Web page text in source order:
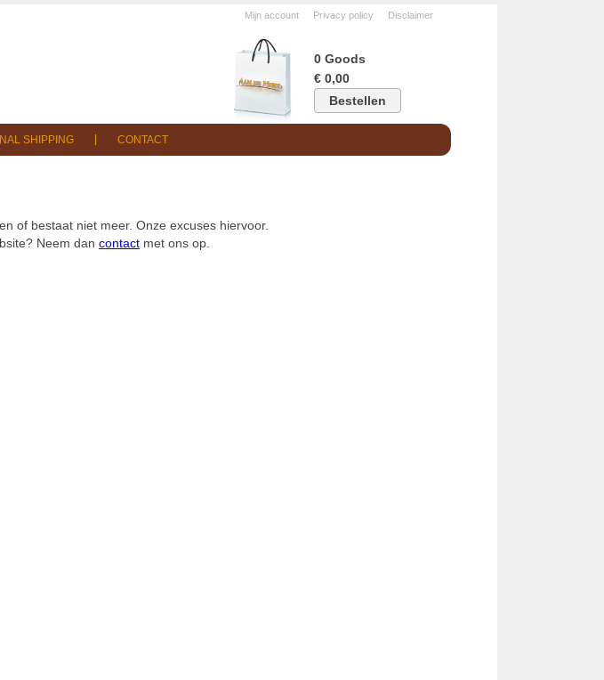
Mijn account Privacy policy Disclaimer
0 Goods
€ 0,00
Bestellen
SHIPPING CONTACT
of bestaat niet meer. Onze excuses hiervoor.
Neem dan contact met ons op.